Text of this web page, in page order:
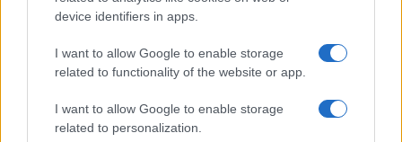
device identifiers in apps.
I want to allow Google to enable storage
related to functionality of the website or app.
I want to allow Google to enable storage
related to personalization.
Aggius conquista la classifica delle mete più